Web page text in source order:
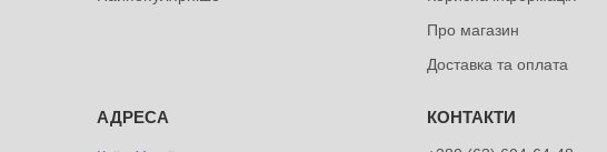
Про магазин
Доставка та оплата